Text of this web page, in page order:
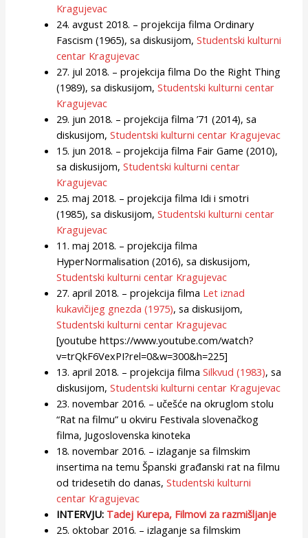
Kragujevac
24. avgust 2018. – projekcija filma Ordinary
Fascism (1965), sa diskusijom, Studentski kulturni
centar Kragujevac
27. jul 2018. – projekcija filma Do the Right Thing
(1989), sa diskusijom, Studentski kulturni centar
Kragujevac
29. jun 2018. – projekcija filma ’71 (2014), sa
diskusijom, Studentski kulturni centar Kragujevac
15. jun 2018. – projekcija filma Fair Game (2010),
sa diskusijom, Studentski kulturni centar
Kragujevac
25. maj 2018. – projekcija filma Idi i smotri
(1985), sa diskusijom, Studentski kulturni centar
Kragujevac
11. maj 2018. – projekcija filma
HyperNormalisation (2016), sa diskusijom,
Studentski kulturni centar Kragujevac
27. april 2018. – projekcija filma Let iznad
kukavičijeg gnezda (1975), sa diskusijom,
Studentski kulturni centar Kragujevac
[youtube https://www.youtube.com/watch?
v=trQkF6VexPI?rel=0&w=300&h=225]
13. april 2018. – projekcija filma Silkvud (1983), sa
diskusijom, Studentski kulturni centar Kragujevac
23. novembar 2016. – učešće na okruglom stolu
“Rat na filmu” u okviru Festivala slovenačkog
filma, Jugoslovenska kinoteka
18. novembar 2016. – izlaganje sa filmskim
insertima na temu Španski građanski rat na filmu
od tridesetih do danas, Studentski kulturni
centar Kragujevac
INTERVJU: Tadej Kurepa, Filmovi za razmišljanje
25. oktobar 2016. – izlaganje sa filmskim